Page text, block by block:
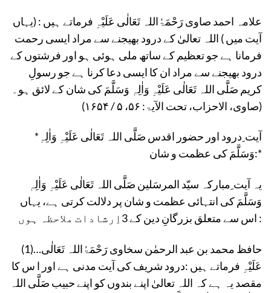
علامہ احمد صاوی رَحْمَۃُاللہ تَعَالٰی عَلَیْہِ فرماتے ہیں : (یہاں
آیت میں ) اللہ تعالیٰ کے درود بھیجنے سے مراد ایسی رحمت
فرمانا ہے جو تعظیم کے ساتھ ملی ہوئی ہو اور فرشتوں کے
درود بھیجنے سے مراد ان کا ایسی دعا کرنا ہے جو رسولِ
کریم صَلَّی اللہ تَعَالٰی عَلَیْہِ وَاٰلِہٖ وَسَلَّمَ کی شان کے لائق ہو۔
(صاوی، الاحزاب، تحت الآیۃ: ۵۶، ۵ / ۱۶۵۴)
*آیت ِدرود اور حضور اقدس صَلَّی اللہ تَعَالٰی عَلَیْہِ وَاٰلِہٖ
وَسَلَّمَ کی عظمت و شان:*
یہ آیت ِمبارکہ سیّد المرسَلین صَلَّی اللہ تَعَالٰی عَلَیْہِ وَاٰلِہٖ
وَسَلَّمَ کی انتہائی عظمت و شان پر دلالت کرتی ہے، یہاں
اس سے متعلق بزرگانِ دین کے 3اِرشادات ملاحظہ ہوں :
(1)…حافظ محمد بن عبد الرحمٰن سخاوی رَحْمَۃُاللہ تَعَالٰی
عَلَیْہِ فرماتے ہیں :درود شریف کی آیت مدنی ہے اور ا س کا
مقصد یہ ہے کہ اللہ تعالیٰ اپنے بندوں کو اپنے حبیب صَلَّی اللہ